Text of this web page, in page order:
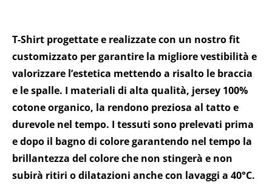
T-Shirt progettate e realizzate con un nostro fit
customizzato per garantire la migliore vestibilità e
valorizzare l’estetica mettendo a risalto le braccia
e le spalle. I materiali di alta qualità, jersey 100%
cotone organico, la rendono preziosa al tatto e
durevole nel tempo. I tessuti sono prelevati prima
e dopo il bagno di colore garantendo nel tempo la
brillantezza del colore che non stingerà e non
subirà ritiri o dilatazioni anche con lavaggi a 40°C.